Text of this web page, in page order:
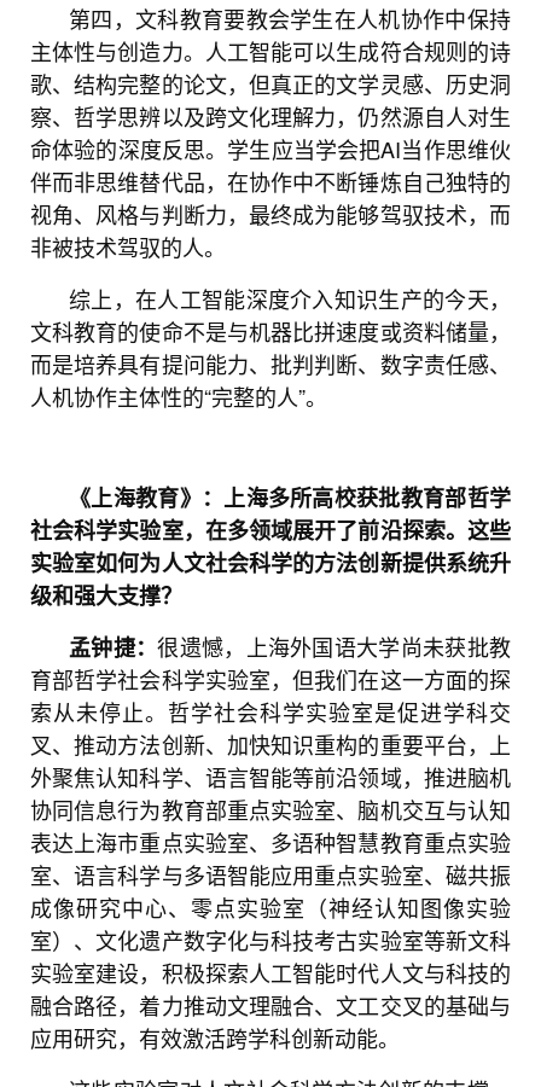
第四，文科教育要教会学生在人机协作中保持
主体性与创造力。人工智能可以生成符合规则的诗
歌、结构完整的论文，但真正的文学灵感、历史洞
察、哲学思辨以及跨文化理解力，仍然源自人对生
命体验的深度反思。学生应当学会把AI当作思维伙
伴而非思维替代品，在协作中不断锤炼自己独特的
视角、风格与判断力，最终成为能够驾驭技术，而
非被技术驾驭的人。
综上，在人工智能深度介入知识生产的今天，
文科教育的使命不是与机器比拼速度或资料储量，
而是培养具有提问能力、批判判断、数字责任感、
人机协作主体性的“完整的人”。
《上海教育》：上海多所高校获批教育部哲学
社会科学实验室，在多领域展开了前沿探索。这些
实验室如何为人文社会科学的方法创新提供系统升
级和强大支撑？
孟钟捷：很遗憾，上海外国语大学尚未获批教
育部哲学社会科学实验室，但我们在这一方面的探
索从未停止。哲学社会科学实验室是促进学科交
叉、推动方法创新、加快知识重构的重要平台，上
外聚焦认知科学、语言智能等前沿领域，推进脑机
协同信息行为教育部重点实验室、脑机交互与认知
表达上海市重点实验室、多语种智慧教育重点实验
室、语言科学与多语智能应用重点实验室、磁共振
成像研究中心、零点实验室（神经认知图像实验
室）、文化遗产数字化与科技考古实验室等新文科
实验室建设，积极探索人工智能时代人文与科技的
融合路径，着力推动文理融合、文工交叉的基础与
应用研究，有效激活跨学科创新动能。